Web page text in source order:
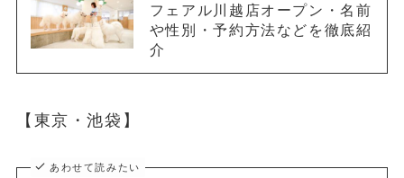
フェアル川越店オープン・名前
や性別・予約方法などを徹底紹
介
【東京・池袋】
あわせて読みたい